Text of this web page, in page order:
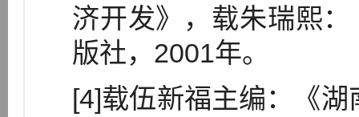
济开发》，载朱瑞熙
版社，2001年。
[4]载伍新福主编：《